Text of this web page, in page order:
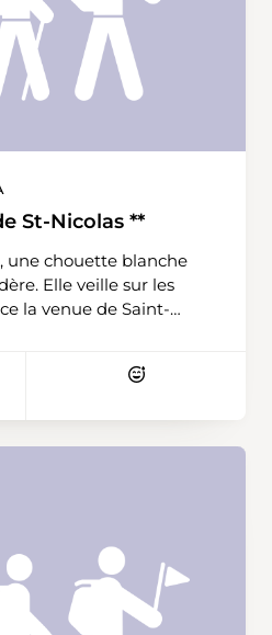
St-Nicolas **
une chouette blanche
Elle veille sur les
la venue de Saint-